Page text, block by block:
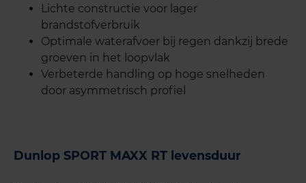
Lichte constructie voor lager
brandstofverbruik
Optimale waterafvoer bij regen dankzij brede
groeven in het loopvlak
Verbeterde handling op hoge snelheden
door asymmetrisch profiel
Dunlop SPORT MAXX RT levensduur